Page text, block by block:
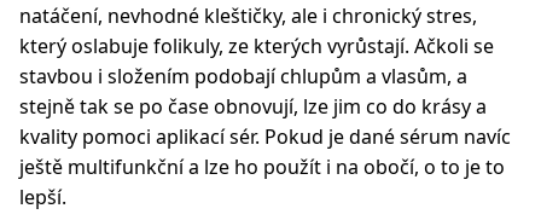
natáčení, nevhodné kleštičky, ale i chronický stres,
který oslabuje folikuly, ze kterých vyrůstají. Ačkoli se
stavbou i složením podobají chlupům a vlasům, a
stejně tak se po čase obnovují, lze jim co do krásy a
kvality pomoci aplikací sér. Pokud je dané sérum navíc
ještě multifunkční a lze ho použít i na obočí, o to je to
lepší.